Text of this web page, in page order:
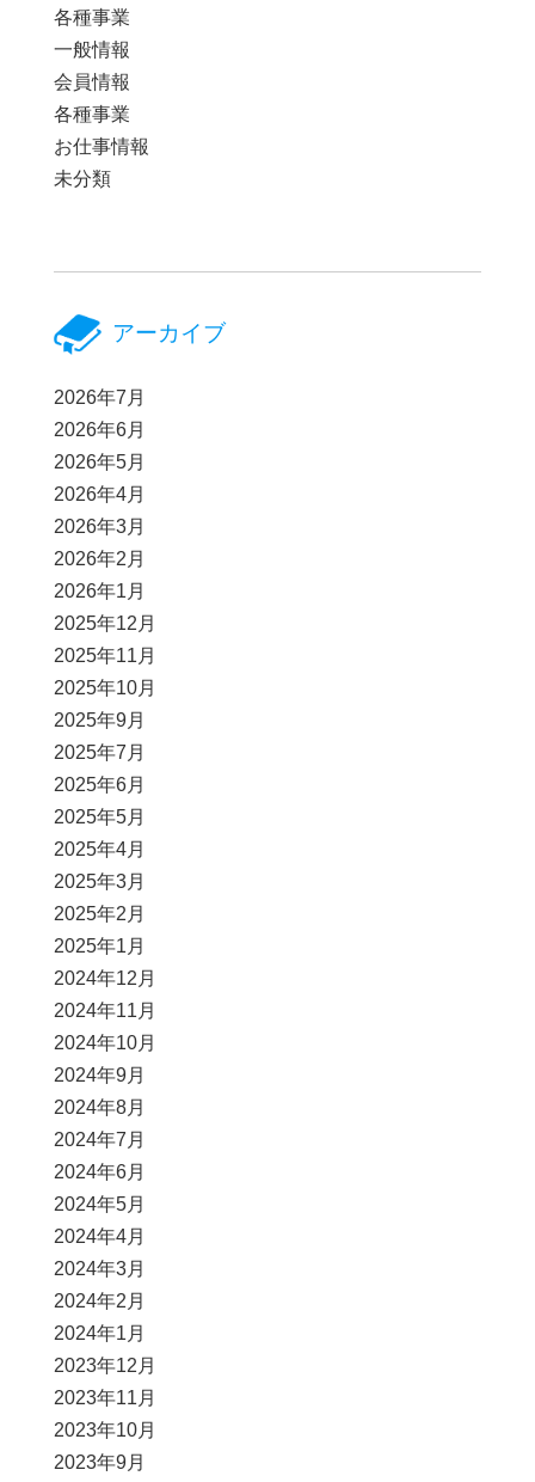
各種事業
一般情報
会員情報
各種事業
お仕事情報
未分類
アーカイブ
2026年7月
2026年6月
2026年5月
2026年4月
2026年3月
2026年2月
2026年1月
2025年12月
2025年11月
2025年10月
2025年9月
2025年7月
2025年6月
2025年5月
2025年4月
2025年3月
2025年2月
2025年1月
2024年12月
2024年11月
2024年10月
2024年9月
2024年8月
2024年7月
2024年6月
2024年5月
2024年4月
2024年3月
2024年2月
2024年1月
2023年12月
2023年11月
2023年10月
2023年9月